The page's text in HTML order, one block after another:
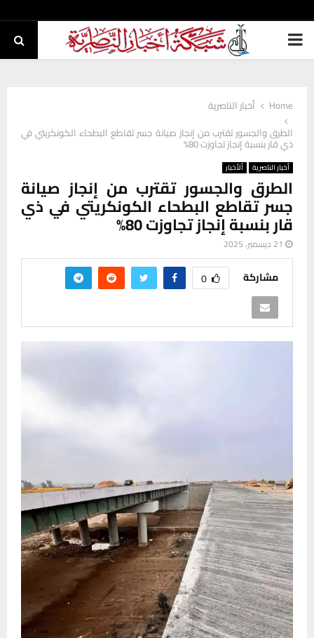
PRIMARY
Home
أخبار الناصرية
الطرق والجسور تقترب من إنجاز صيانة جسر تقاطع البطحاء الكونكريتي في
ذي قار بنسبة إنجاز تجاوزت 80%
أخبار الناصرية ألأخبار
الطرق والجسور تقترب من إنجاز صيانة
جسر تقاطع البطحاء الكونكريتي في ذي
قار بنسبة إنجاز تجاوزت 80%
21 ديسمبر، 2025
مشاركة 0